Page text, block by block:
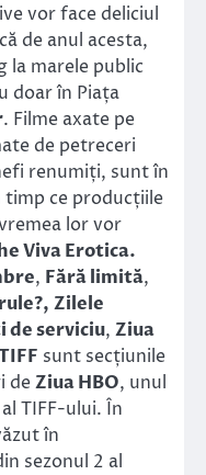
vor face deliciul
de anul acesta,
la marele public
doar în Piața
. Filme axate pe
de petreceri
renumiți, sunt în
timp ce producțiile
lor vor
Viva Erotica.
, Fără limită,
Zilele
de serviciu, Ziua
sunt secțiunile
deZiua HBO, unul
TIFF-ului. În
în
sezonul 2 al